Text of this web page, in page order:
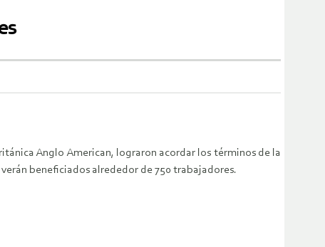
Anglo American, lograron acordar los términos de la
beneficiados alrededor de 750 trabajadores.